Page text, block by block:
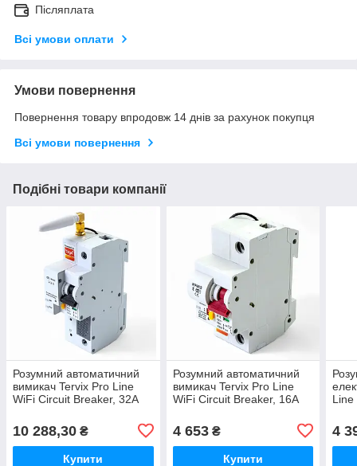
Післяплата
Всі умови оплати
Умови повернення
Повернення товару впродовж 14 днів за рахунок покупця
Всі умови повернення
Подібні товари компанії
Розумний автоматичний
вимикач Tervix Pro Line
WiFi Circuit Breaker, 32A
10 288,30 ₴
Купити
Розумний автоматичний
вимикач Tervix Pro Line
WiFi Circuit Breaker, 16A
4 653₴
Купити
Line
4